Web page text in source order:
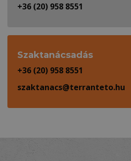
+36 (20) 958 8551
Szaktanácsadás
+36 (20) 958 8551
szaktanacs@terranteto.hu